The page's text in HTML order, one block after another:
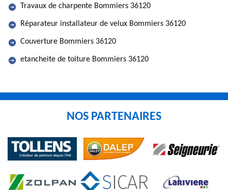
Travaux de charpente Bommiers 36120
Réparateur installateur de velux Bommiers 36120
Couverture Bommiers 36120
etancheite de toiture Bommiers 36120
NOS PARTENAIRES